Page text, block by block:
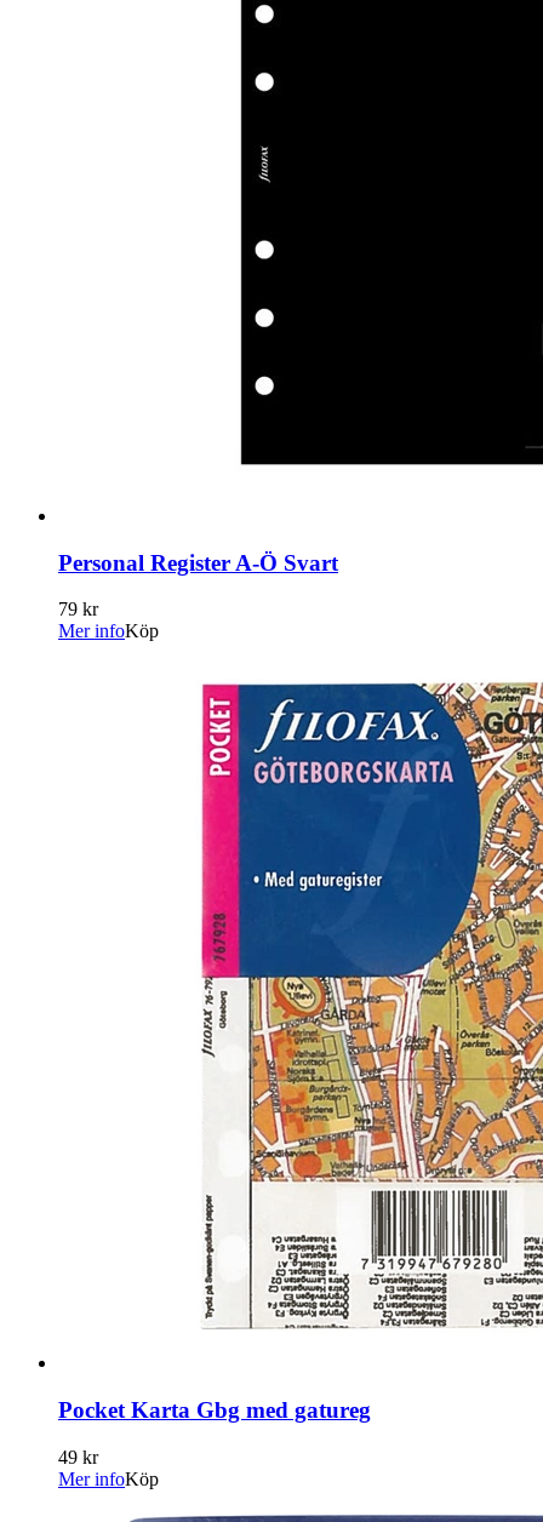
Personal Register A-Ö Svart
79 kr
Mer infoKöp
Pocket Karta Gbg med gatureg
49 kr
Mer infoKöp